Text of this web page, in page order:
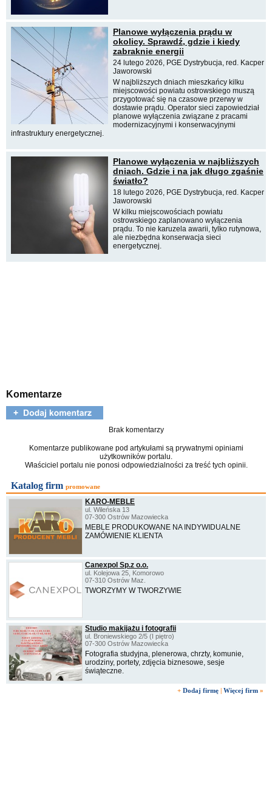
Planowe wyłączenia prądu w
okolicy. Sprawdź, gdzie i kiedy
zabraknie energii
24 lutego 2026, PGE Dystrybucja, red. Kacper
Jaworowski
W najbliższych dniach mieszkańcy kilku
miejscowości powiatu ostrowskiego muszą
przygotować się na czasowe przerwy w
dostawie prądu. Operator sieci zapowiedział
planowe wyłączenia związane z pracami
modernizacyjnymi i konserwacyjnymi
infrastruktury energetycznej.
Planowe wyłączenia w najbliższych
dniach. Gdzie i na jak długo zgaśnie
światło?
18 lutego 2026, PGE Dystrybucja, red. Kacper
Jaworowski
W kilku miejscowościach powiatu
ostrowskiego zaplanowano wyłączenia
prądu. To nie karuzela awarii, tylko rutynowa,
ale niezbędna konserwacja sieci
energetycznej.
Komentarze
Brak komentarzy
Komentarze publikowane pod artykułami są prywatnymi opiniami
użytkowników portalu.
Właściciel portalu nie ponosi odpowiedzialności za treść tych opinii.
Katalog firm promowane
KARO-MEBLE
ul. Wileńska 13
07-300 Ostrów Mazowiecka
MEBLE PRODUKOWANE NA INDYWIDUALNE
ZAMÓWIENIE KLIENTA
Canexpol Sp.z o.o.
ul. Kolejowa 25, Komorowo
07-310 Ostrów Maz.
TWORZYMY W TWORZYWIE
Studio makijażu i fotografii
ul. Broniewskiego 2/5 (I piętro)
07-300 Ostrów Mazowiecka
Fotografia studyjna, plenerowa, chrzty, komunie,
urodziny, portety, zdjęcia biznesowe, sesje
świąteczne.
+ Dodaj firmę | Więcej firm »